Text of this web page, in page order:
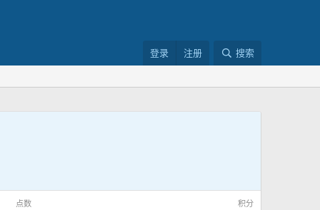
登录 注册 搜索
点数 积分